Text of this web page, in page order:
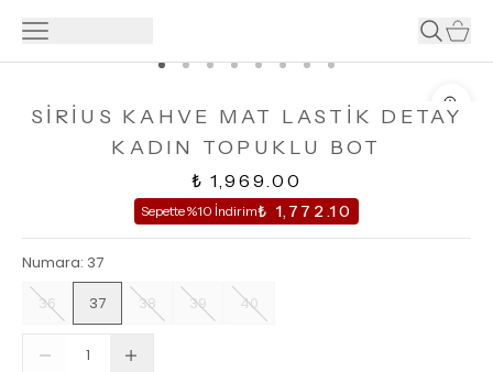
SİRİUS KAHVE MAT LASTİK DETAY
KADIN TOPUKLU BOT
₺ 1,969.00
Sepette %10 İndirim₺ 1,772.10
Numara: 37
36
37 38 39 40